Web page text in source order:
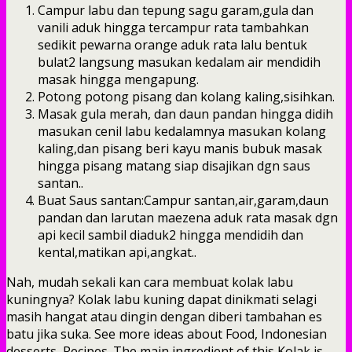
Campur labu dan tepung sagu garam,gula dan
vanili aduk hingga tercampur rata tambahkan
sedikit pewarna orange aduk rata lalu bentuk
bulat2 langsung masukan kedalam air mendidih
masak hingga mengapung.
Potong potong pisang dan kolang kaling,sisihkan.
Masak gula merah, dan daun pandan hingga didih
masukan cenil labu kedalamnya masukan kolang
kaling,dan pisang beri kayu manis bubuk masak
hingga pisang matang siap disajikan dgn saus
santan..
Buat Saus santan:Campur santan,air,garam,daun
pandan dan larutan maezena aduk rata masak dgn
api kecil sambil diaduk2 hingga mendidih dan
kental,matikan api,angkat..
Nah, mudah sekali kan cara membuat kolak labu
kuningnya? Kolak labu kuning dapat dinikmati selagi
masih hangat atau dingin dengan diberi tambahan es
batu jika suka. See more ideas about Food, Indonesian